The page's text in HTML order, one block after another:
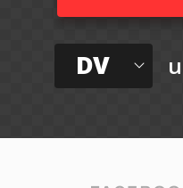
DV